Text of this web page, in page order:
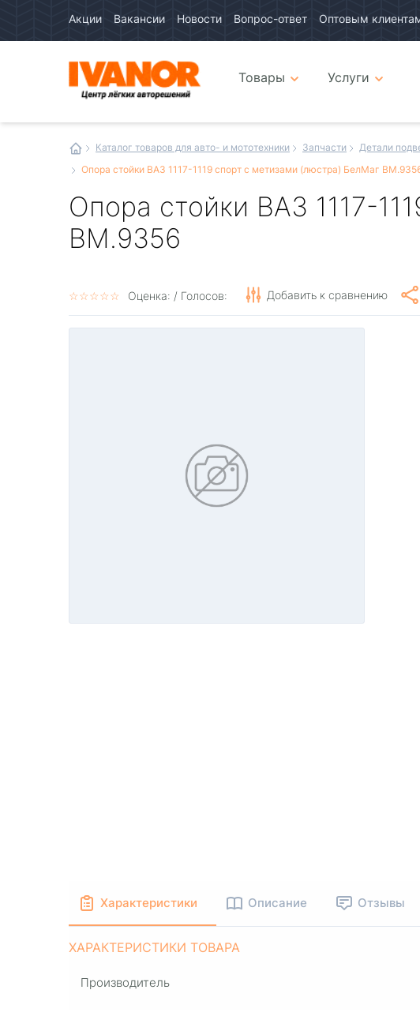
Акции Вакансии Новости Вопрос-ответ Оптовым
интернетТовары
Услуги
Каталог товаров для авто- и мототехники Запчасти Детали
Опора стойки ВАЗ 1117-1119 спорт с метизами (люстра) БелМаг
Опора стойки ВАЗ 1117-
BM.9356
☆☆☆☆☆
★★★★★ Оценка: / Голосов: Добавить к сравнению
Характеристики Описание Отзывы
ХАРАКТЕРИСТИКИ ТОВАРА
Производитель